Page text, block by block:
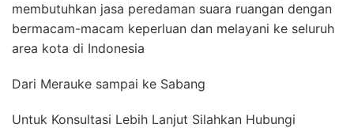
membutuhkan jasa peredaman suara ruangan dengan
bermacam-macam keperluan dan melayani ke seluruh
area kota di Indonesia
Dari Merauke sampai ke Sabang
Untuk Konsultasi Lebih Lanjut Silahkan Hubungi